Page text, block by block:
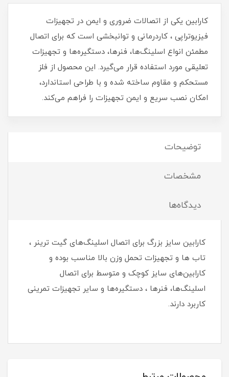
کارابین یکی از اتصالات ضروری و ایمن در تجهیزات
فیزیوتراپی ، کاردرمانی و توانبخشی است که برای اتصال
مطمئن انواع اسلینگ‌ها، فنرها، دستگیره‌ها و تجهیزات
تعلیقی مورد استفاده قرار می‌گیرد. این محصول از فلز
مستحکم و مقاوم ساخته شده و با طراحی استاندارد،
امکان نصب سریع و ایمن تجهیزات را فراهم می‌کند.
توضیحات
مشخصات
دیدگاه‌ها
کارابین سایز بزرگ برای اتصال اسلینگ‌های گیت ترینر ،
تاب ها و تجهیزات تحمل وزن بالا مناسب بوده و
کارابین‌های سایز کوچک و متوسط برای اتصال
اسلینگ‌ها، فنرها ، دستگیره‌ها و سایر تجهیزات تمرینی
کاربرد دارند.